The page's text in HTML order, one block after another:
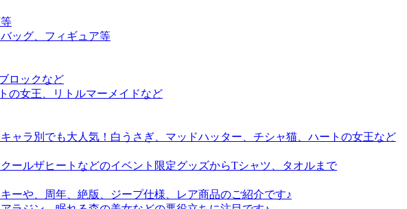
ッグ、フィギュア等
ロックなど
の女王、リトルマーメイドなど
ャラ別でも大人気！白うさぎ、マッドハッター、チシャ猫、ハートの女王など
ールザヒートなどのイベント限定グッズからTシャツ、タオルまで
ーや、周年、絶版、ジープ仕様、レア商品のご紹介です♪